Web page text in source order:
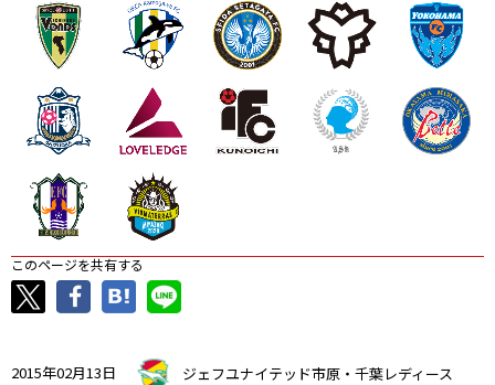
このページを共有する
2015年02月13日
ジェフユナイテッド市原・千葉レディース